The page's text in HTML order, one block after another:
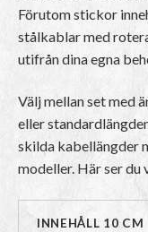
Förutom stickor
stålkablar med
utifrån dina egna
Välj mellan set med
eller
skilda kabellängder
modeller. Här ser du
INNEHÅLL 10 CM